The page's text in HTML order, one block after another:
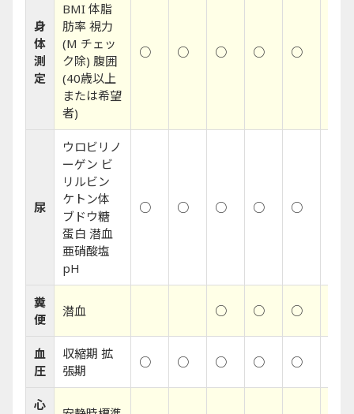
身
体
測
定
BMI 体脂
肪率 視力
(M チェッ
ク除) 腹囲
(40歳以上
または希望
者)
○ ○ ○ ○ ○
尿
ウロビリノ
ーゲン ビ
リルビン
ケトン体
ブドウ糖
蛋白 潜血
亜硝酸塩
pH
○ ○ ○ ○ ○
糞
便
潜血 ○ ○ ○
血
圧
収縮期 拡
張期
○ ○ ○ ○ ○
心